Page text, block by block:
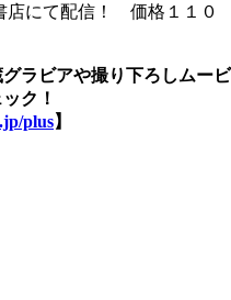
店にて配信！ 価格１１０
ラビアや撮り下ろしムービ
ク！
plus】